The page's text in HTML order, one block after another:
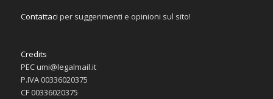
Contattaci per suggerimenti e opinioni sul sito!
Credits
PEC umi@legalmail.it
P.IVA 00336020375
CF 00336020375